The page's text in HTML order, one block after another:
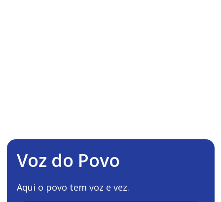
Voz do Povo
Aqui o povo tem voz e vez.